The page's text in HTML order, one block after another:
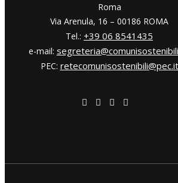
​​Roma
Via Arenula, 16 – 00186 ROMA
Tel.: +39 06 8541435
e-mail:
PEC: retecomunisostenibili@pec.it